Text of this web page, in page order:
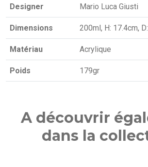
Designer Mario Luca Giusti
Dimensions 200ml, H: 17.4cm,
Matériau Acrylique
Poids 179gr
A découvrir
dans la